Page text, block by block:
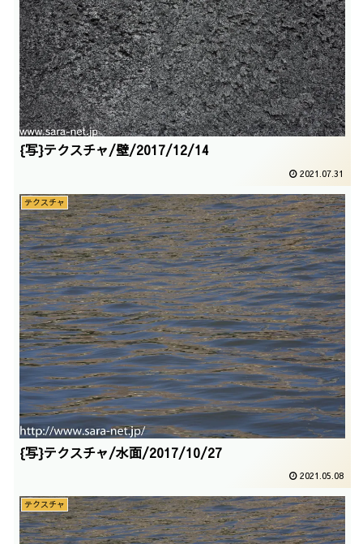
{写}テクスチャ/壁/2017/12/14
2021.07.31
テクスチャ
{写}テクスチャ/水面/2017/10/27
2021.05.08
テクスチャ